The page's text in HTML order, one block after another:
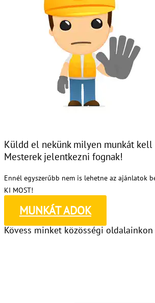
Küldd el nekünk milyen munkát kell
Mesterek jelentkezni fognak!
Ennél egyszerűbb nem is lehetne az ajánlatok
KI MOST!
MUNKÁT ADOK
Kövess minket közösségi oldalainkon